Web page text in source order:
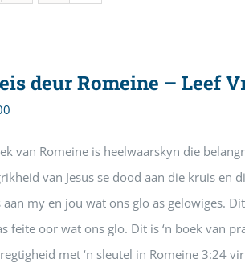
deur Romeine – Leef
van Romeine is heelwaarskyn die
van Jesus se dood aan die kruis
aan my en jou wat ons glo as gelowiges.
feite oor wat ons glo. Dit is ‘n boek van
met ‘n sleutel in Romeine 3:24